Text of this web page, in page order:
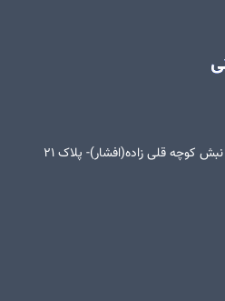
نبش کوچه قلی زاده(افشار)- پلاک ۲۱